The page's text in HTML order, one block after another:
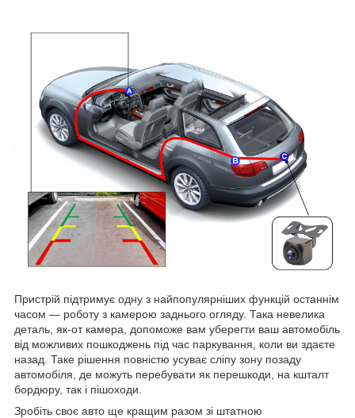
Пристрій підтримує одну з найпопулярніших функцій останнім
часом — роботу з камерою заднього огляду. Така невелика
деталь, як-от камера, допоможе вам уберегти ваш автомобіль
від можливих пошкоджень під час паркування, коли ви здаєте
назад. Таке рішення повністю усуває сліпу зону позаду
автомобіля, де можуть перебувати як перешкоди, на кшталт
бордюру, так і пішоходи.
Зробіть своє авто ще кращим разом зі штатною